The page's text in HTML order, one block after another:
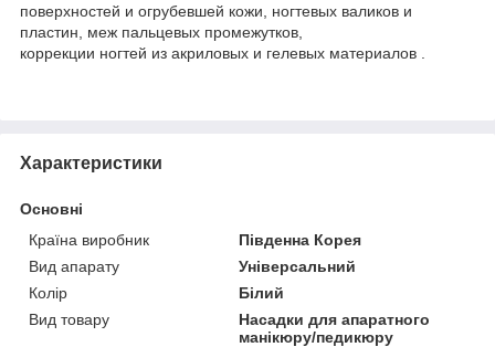
поверхностей и огрубевшей кожи, ногтевых валиков и
пластин, меж пальцевых промежутков,
коррекции ногтей из акриловых и гелевых материалов .
Характеристики
Основні
Країна виробник
Південна Корея
Вид апарату
Універсальний
Колір
Білий
Вид товару
Насадки для апаратного
манікюру/педикюру